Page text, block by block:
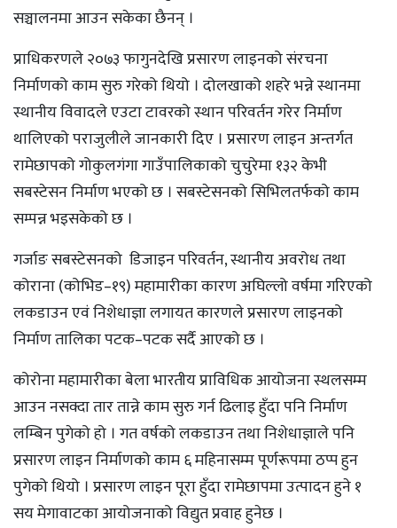
सञ्चालनमा आउन सकेका छैनन् ।
प्राधिकरणले २०७३ फागुनदेखि प्रसारण लाइनको संरचना
निर्माणको काम सुरु गरेको थियो । दोलखाको शहरे भन्ने स्थानमा
स्थानीय विवादले एउटा टावरको स्थान परिवर्तन गरेर निर्माण
थालिएको पराजुलीले जानकारी दिए । प्रसारण लाइन अन्तर्गत
रामेछापको गोकुलगंगा गाउँपालिकाको चुचुरेमा १३२ केभी
सबस्टेसन निर्माण भएको छ । सबस्टेसनको सिभिलतर्फको काम
सम्पन्न भइसकेको छ ।
गर्जाङ सबस्टेसनको डिजाइन परिवर्तन, स्थानीय अवरोध तथा
कोराना (कोभिड–१९) महामारीका कारण अघिल्लो वर्षमा गरिएको
लकडाउन एवं निशेधाज्ञा लगायत कारणले प्रसारण लाइनको
निर्माण तालिका पटक–पटक सर्दै आएको छ ।
कोरोना महामारीका बेला भारतीय प्राविधिक आयोजना स्थलसम्म
आउन नसक्दा तार तान्ने काम सुरु गर्न ढिलाइ हुँदा पनि निर्माण
लम्बिन पुगेको हो । गत वर्षको लकडाउन तथा निशेधाज्ञाले पनि
प्रसारण लाइन निर्माणको काम ६ महिनासम्म पूर्णरूपमा ठप्प हुन
पुगेको थियो । प्रसारण लाइन पूरा हुँदा रामेछापमा उत्पादन हुने १
सय मेगावाटका आयोजनाको विद्युत प्रवाह हुनेछ ।